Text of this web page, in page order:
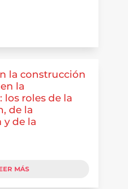
la construcción
la
los roles de la
de la
y de la
MÁS